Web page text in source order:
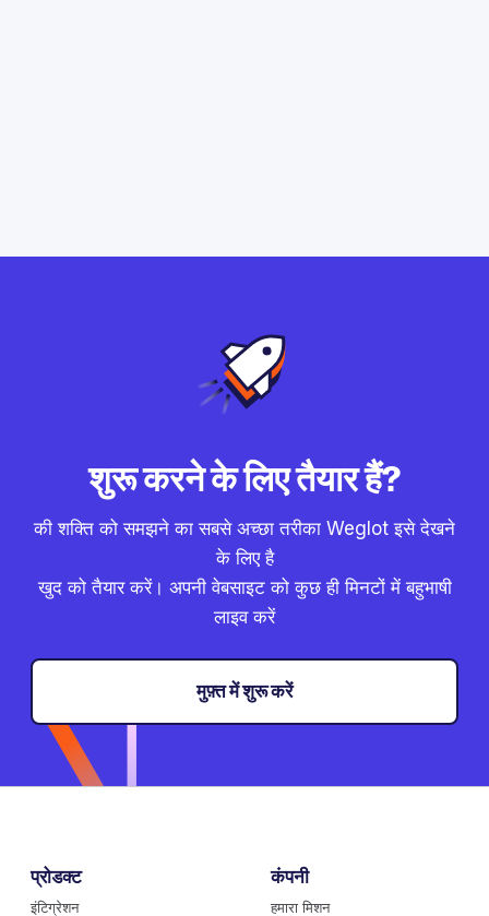
शुरू करने के लिए तैयार हैं?
की शक्ति को समझने का सबसे अच्छा तरीका Weglot इसे देखने
के लिए है
खुद को तैयार करें। अपनी वेबसाइट को कुछ ही मिनटों में बहुभाषी
लाइव करें
मुफ़्त में शुरू करें
प्रोडक्ट
इंटिग्रेशन
कंपनी
हमारा मिशन